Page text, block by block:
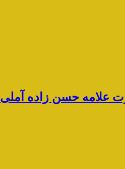
علامه حسن زاده آملی